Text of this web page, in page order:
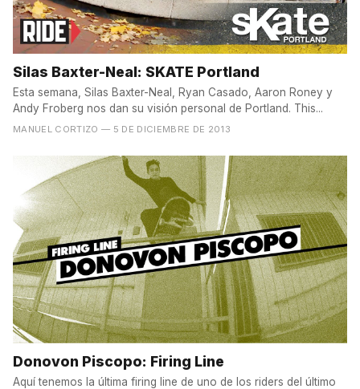
Silas Baxter-Neal: SKATE Portland
Esta semana, Silas Baxter-Neal, Ryan Casado, Aaron Roney y
Andy Froberg nos dan su visión personal de Portland. This...
MANUEL CORTIZO — 5 DE DICIEMBRE DE 2013
Donovon Piscopo: Firing Line
Aquí tenemos la última firing line de uno de los riders del último